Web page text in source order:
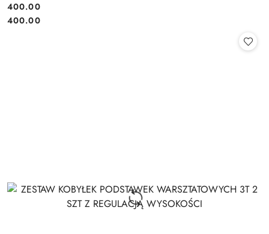
Cena:
400.00
Cena:
400.00